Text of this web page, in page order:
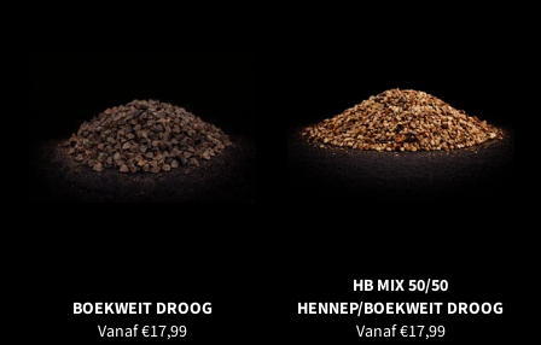
BOEKWEIT DROOG
Vanaf €17,99
HB MIX 50/50
HENNEP/BOEKWEIT DROOG
Vanaf €17,99